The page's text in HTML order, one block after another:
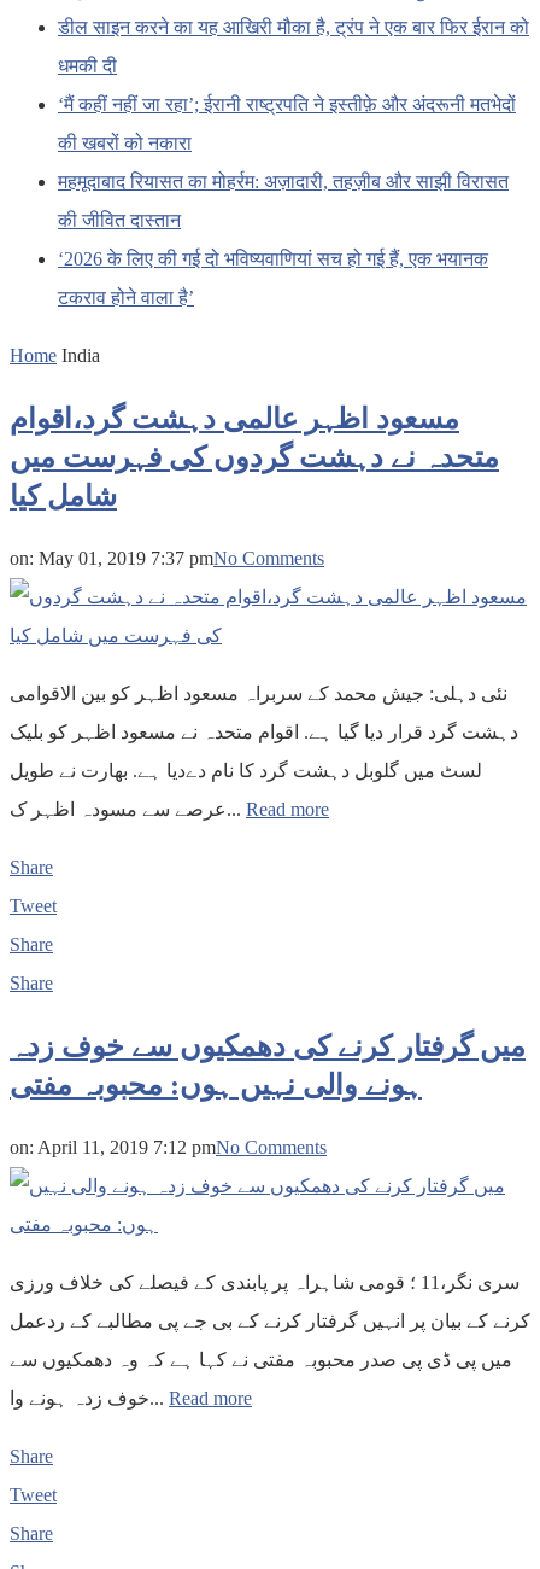
डील साइन करने का यह आखिरी मौका है, ट्रंप ने एक बार फिर ईरान को
धमकी दी
‘मैं कहीं नहीं जा रहा’; ईरानी राष्ट्रपति ने इस्तीफ़े और अंदरूनी मतभेदों
की खबरों को नकारा
महमूदाबाद रियासत का मोहर्रम: अज़ादारी, तहज़ीब और साझी विरासत
की जीवित दास्तान
‘2026 के लिए की गई दो भविष्यवाणियां सच हो गई हैं, एक भयानक
टकराव होने वाला है’
Home India
مسعود اظہر عالمی دہشت گرد،اقوام
متحدہ نے دہشت گردوں کی فہرست میں
شامل کیا
on: May 01, 2019 7:37 pmNo Comments
نئی دہلی: جیش محمد کے سربراہ مسعود اظہر کو بین الاقوامی
دہشت گرد قرار دیا گیا ہے. اقوام متحدہ نے مسعود اظہر کو بلیک
لسٹ میں گلوبل دہشت گرد کا نام دےدیا ہے. بھارت نے طویل
عرصے سے مسودہ اظہر ک... Read more
Share
Tweet
Share
Share
میں گرفتار کرنے کی دھمکیوں سے خوف زدہ
ہونے والی نہیں ہوں: محبوبہ مفتی
on: April 11, 2019 7:12 pmNo Comments
سری نگر،11 ؛ قومی شاہراہ پر پابندی کے فیصلے کی خلاف ورزی
کرنے کے بیان پر انہیں گرفتار کرنے کے بی جے پی مطالبے کے ردعمل
میں پی ڈی پی صدر محبوبہ مفتی نے کہا ہے کہ وہ دھمکیوں سے
خوف زدہ ہونے وا... Read more
Share
Tweet
Share